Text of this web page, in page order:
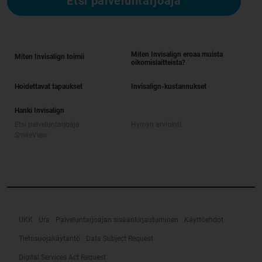
Miten Invisalign toimii
Miten Invisalign eroaa muista
oikomislaitteista?
Hoidettavat tapaukset Invisalign-kustannukset
Hanki Invisalign
UKK Ura Palveluntarjoajan sisäänkirjautuminen Käyttöehdot
Tietosuojakäytäntö Data Subject Request
Digital Services Act Request